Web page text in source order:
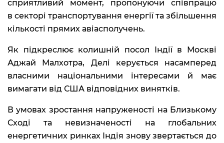
сприятливий момент, пропонуючи співпрацю
в секторі транспортування енергії та збільшення
кількості прямих авіасполучень.
Як підкреслює колишній посол Індії в Москві
Аджай Малхотра, Делі керується насамперед
власними національними інтересами й має
вимагати від США відповідних винятків.
В умовах зростання напруженості на Близькому
Сході та невизначеності на глобальних
енергетичних ринках Індія знову звертається до